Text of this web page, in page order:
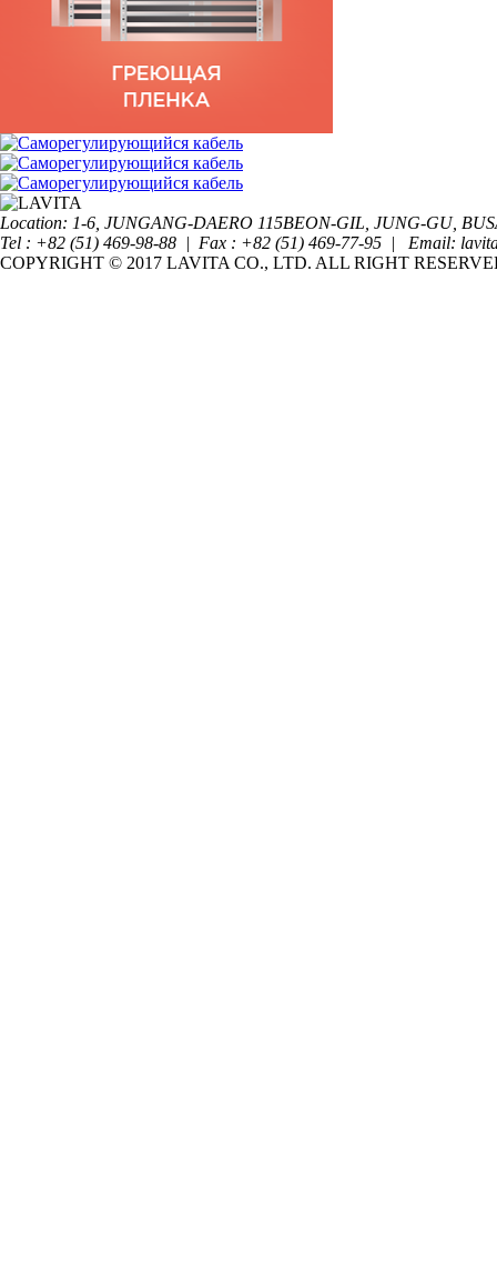
Location: 1-6, JUNGANG-DAERO 115BEON-GIL, JUNG-GU,
Tel : +82 (51) 469-98-88 | Fax : +82 (51) 469-77-95 | Email:
COPYRIGHT © 2017 LAVITA CO., LTD. ALL RIGHT